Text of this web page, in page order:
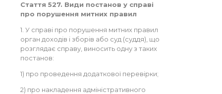
Стаття 527. Види постанов у справі
про порушення митних правил
1. У справі про порушення митних правил
орган доходів і зборів або суд (суддя), що
розглядає справу, виносить одну з таких
постанов:
1) про проведення додаткової перевірки;
2) про накладення адміністративного